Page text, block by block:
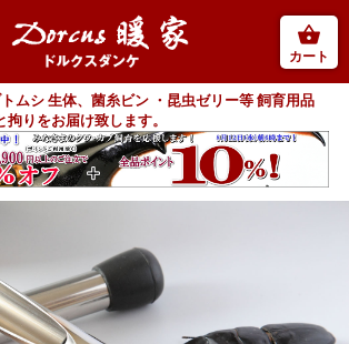
カート
ムシ 生体、菌糸ビン ・昆虫ゼリー等 飼育用品
りをお届け致します。